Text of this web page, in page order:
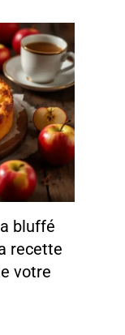
bluffé
recette
votre